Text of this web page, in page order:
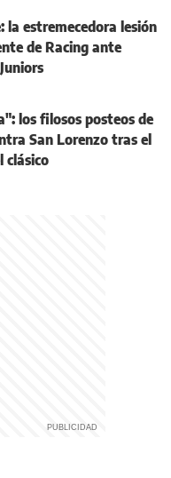
la estremecedora lesión
de Racing ante
los filosos posteos de
San Lorenzo tras el
clásico